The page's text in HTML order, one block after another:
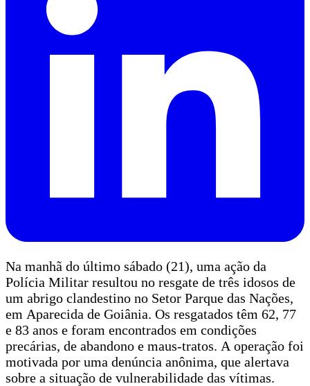
Na manhã do último sábado (21), uma ação da
Polícia Militar resultou no resgate de três idosos de
um abrigo clandestino no Setor Parque das Nações,
em Aparecida de Goiânia. Os resgatados têm 62, 77
e 83 anos e foram encontrados em condições
precárias, de abandono e maus-tratos. A operação foi
motivada por uma denúncia anônima, que alertava
sobre a situação de vulnerabilidade das vítimas.